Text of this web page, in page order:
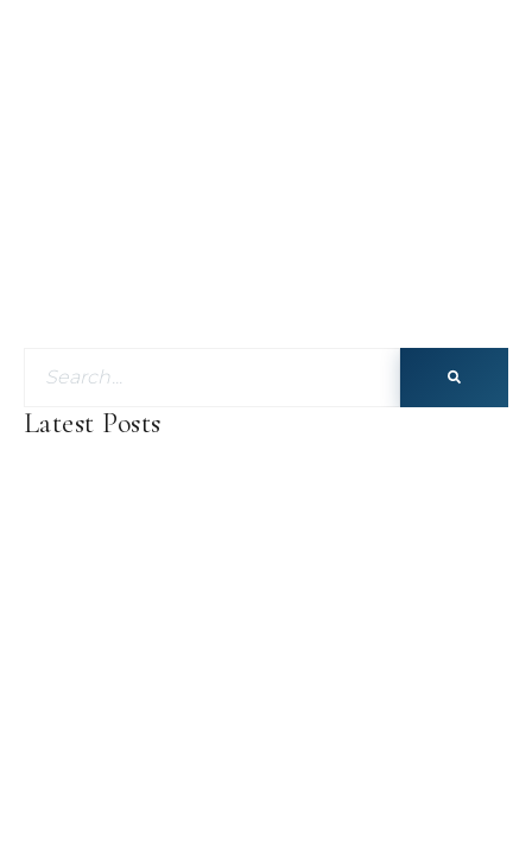
Latest Posts